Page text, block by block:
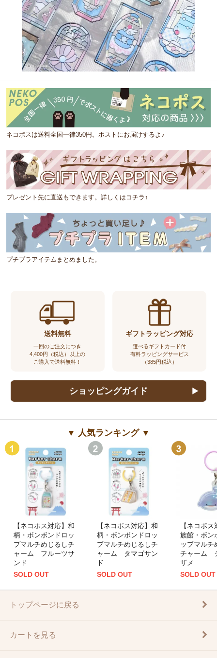
ネコポスは送料全国一律350円。ポストにお届けするよ♪
プレゼント先に直送もできます。詳しくはコチラ↑
プチプラアイテムまとめました。
送料無料
一回のご注文につき
4,400円（税込）以上の
ご購入で送料無料！
ギフトラッピング対応
選べるギフトカード付
有料ラッピングサービス
（385円税込）
ショッピングガイド
▼ 人気ランキング ▼
【ネコポス対応】和
柄・ボンボンドロッ
プマルチめじるしチ
ャーム フルーツサ
ンド
SOLD OUT
【ネコポス対応】和
柄・ボンボンドロッ
プマルチめじるしチ
ャーム タマゴサン
ド
SOLD OUT
【ネコポ
族館・ボン
ップマルチ
チャーム
ザメ
SOLD OUT
トップページに戻る
カートを見る